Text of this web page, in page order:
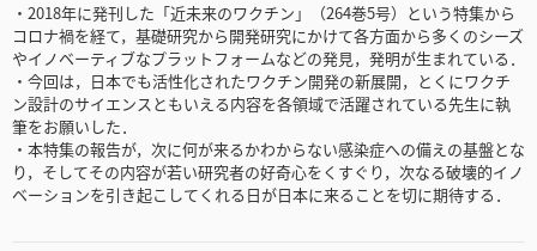
・2018年に発刊した「近未来のワクチン」（264巻5号）という特集から
コロナ禍を経て，基礎研究から開発研究にかけて各方面から多くのシーズ
やイノベーティブなプラットフォームなどの発見，発明が生まれている．
・今回は，日本でも活性化されたワクチン開発の新展開，とくにワクチ
ン設計のサイエンスともいえる内容を各領域で活躍されている先生に執
筆をお願いした．
・本特集の報告が，次に何が来るかわからない感染症への備えの基盤とな
り，そしてその内容が若い研究者の好奇心をくすぐり，次なる破壊的イノ
ベーションを引き起こしてくれる日が日本に来ることを切に期待する．